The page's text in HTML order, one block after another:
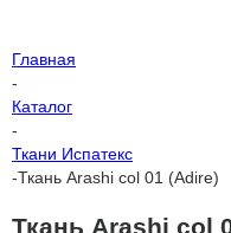
Главная
-
Каталог
-
Ткани Испатекс
-Ткань Arashi col 01 (Adire)
Ткань Arashi col